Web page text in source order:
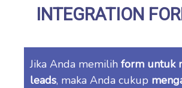
INTEGRATION
Jika Anda memilih form untuk
leads, maka Anda cukup